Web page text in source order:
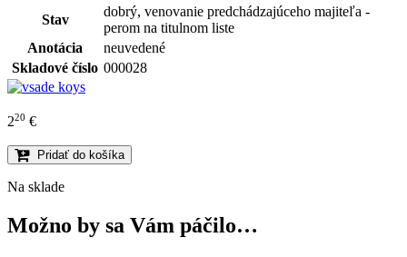
Stav
dobrý, venovanie predchádzajúceho majiteľa -
perom na titulnom liste
Anotácia
neuvedené
Skladové číslo 000028
220 €
Pridať do košíka
Na sklade
Možno by sa Vám páčilo…